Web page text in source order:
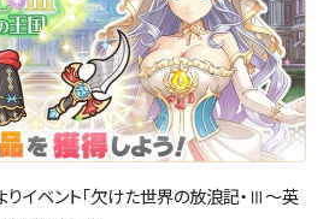
イベント「欠けた世界の放浪記・Ⅲ〜英